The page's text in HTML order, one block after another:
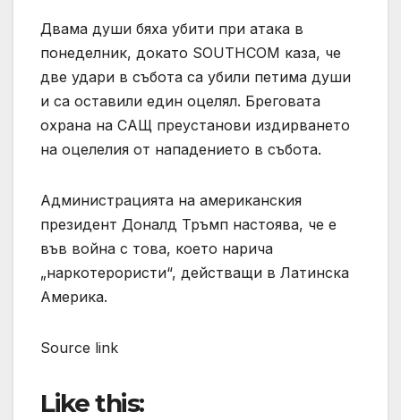
Двама души бяха убити при атака в
понеделник, докато SOUTHCOM каза, че
две удари в събота са убили петима души
и са оставили един оцелял. Бреговата
охрана на САЩ преустанови издирването
на оцелелия от нападението в събота.
Администрацията на американския
президент Доналд Тръмп настоява, че е
във война с това, което нарича
„наркотерористи“, действащи в Латинска
Америка.
Source link
Like this: